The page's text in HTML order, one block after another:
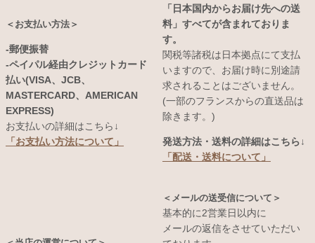
＜お支払い方法＞
-郵便振替
-ペイパル経由クレジットカード
払い(VISA、JCB、
MASTERCARD、AMERICAN
EXPRESS)
お支払いの詳細はこちら↓
「お支払い方法について」
「日本国内からお届け先への送
料」すべてが含まれておりま
す。
関税等諸税は日本拠点にて支払
いますので、お届け時に別途請
求されることはございません。
(一部のフランスからの直送品は
除きます。)
発送方法・送料の詳細はこちら↓
「配送・送料について」
＜メールの送受信について＞
基本的に2営業日以内に
メールの返信をさせていただい